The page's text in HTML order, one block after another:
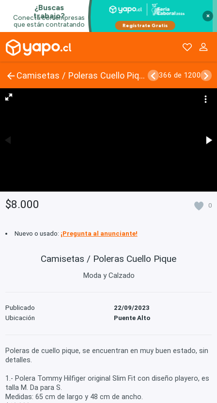
×
Camisetas / Poleras Cuello Pique 366 de 1200
$8.000 0
Nuevo o usado: ¡Pregunta al anunciante!
Camisetas / Poleras Cuello Pique
Moda y Calzado
Publicado
22/09/2023
Ubicación
Puente Alto
Poleras de cuello pique, se encuentran en muy buen estado, sin
detalles.
1.- Polera Tommy Hilfiger original Slim Fit con diseño playero, es
talla M. Da para S.
Medidas: 65 cm de largo y 48 cm de ancho.